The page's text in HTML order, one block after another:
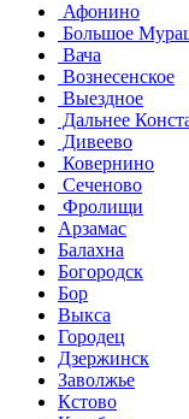
Афонино
Большое
Вача
Вознесенское
Выездное
Дальнее
Дивеево
Ковернино
Сеченово
Фролищи
Арзамас
Балахна
Богородск
Бор
Выкса
Городец
Дзержинск
Заволжье
Кстово